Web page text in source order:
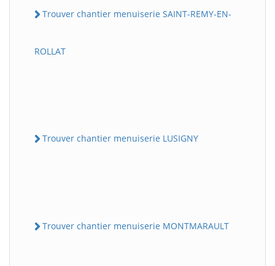
Trouver chantier menuiserie SAINT-REMY-EN-
ROLLAT
Trouver chantier menuiserie LUSIGNY
Trouver chantier menuiserie MONTMARAULT